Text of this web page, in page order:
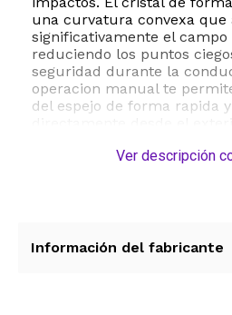
una curvatura convexa que
significativamente el campo
reduciendo los puntos
seguridad durante la
operacion manual te
del espejo de forma rapida
Fabricado con materiales
y FO1320315 lo que asegura
Ver descripción
Información del fabricante